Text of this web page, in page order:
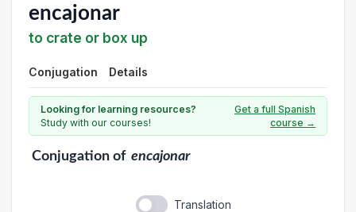
encajonar
to crate or box up
Conjugation Details
Looking for learning resources?
Study with our courses!
Get a full Spanish
course →
Conjugationof encajonar
Translation